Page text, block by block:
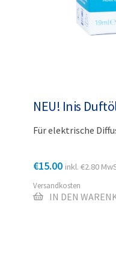
NEU! Inis
Für elektrische
€15.00 inkl. €2.80
Versandkosten
IN DEN